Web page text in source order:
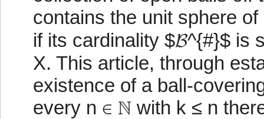
contains the unit sphere
if its cardinality $𝓑^{#}$ is
X. This article, through
existence of a ball-
every n ∈ ℕ with k ≤ n